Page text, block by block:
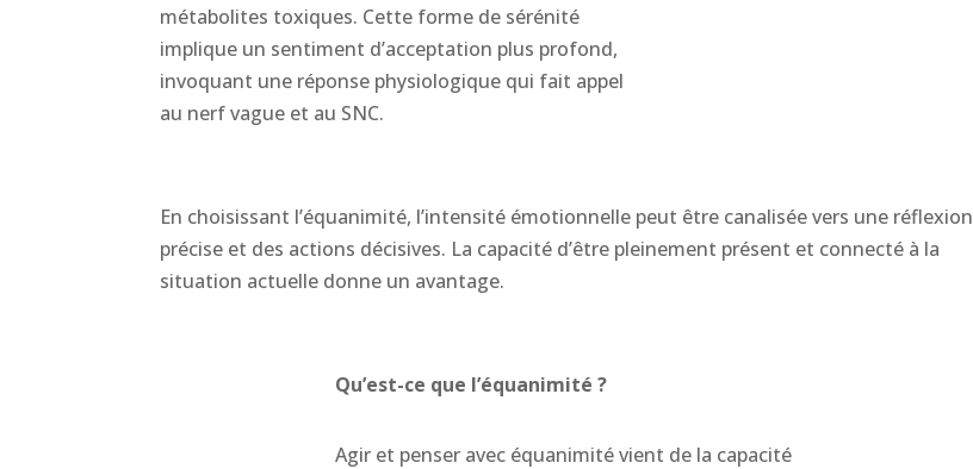
métabolites toxiques. Cette forme de sérénité
implique un sentiment d’acceptation plus profond,
invoquant une réponse physiologique qui fait appel
au nerf vague et au SNC.
En choisissant l’équanimité, l’intensité émotionnelle peut être canalisée vers une réflexion
précise et des actions décisives. La capacité d’être pleinement présent et connecté à la
situation actuelle donne un avantage.
Qu’est-ce que l’équanimité ?
Agir et penser avec équanimité vient de la capacité